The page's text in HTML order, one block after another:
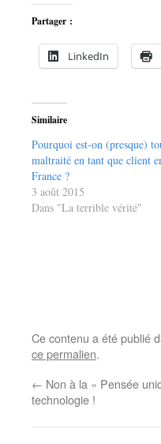
Partager :
LinkedIn
Similaire
Pourquoi est-on (presque)
maltraité en tant que client
France ?
3 août 2015
Dans "La terrible vérité"
Ce contenu a été publié
ce permalien.
← Non à la « Pensée
technologie !